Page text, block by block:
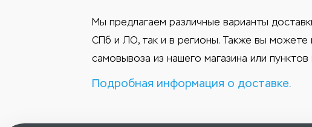
Мы предлагаем различные варианты
СПб и ЛО, так и в регионы. Также вы можете
самовывоза из нашего магазина или пунктов
Подробная информация о доставке.